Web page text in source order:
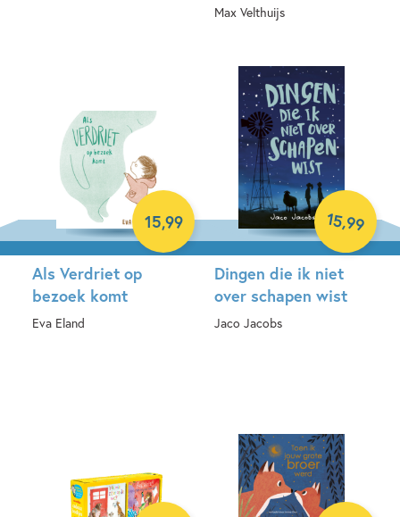
Max Velthuijs
Als Verdriet op
bezoek komt
Eva Eland
15,99
Dingen die ik niet
over schapen wist
Jaco Jacobs
15,99